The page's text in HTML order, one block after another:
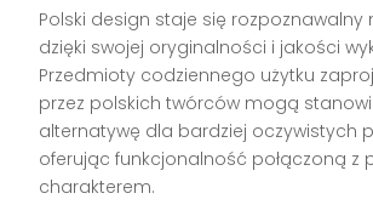
Polski design staje się rozpoznawalny
dzięki swojej oryginalności i jakości
Przedmioty codziennego użytku
przez polskich twórców mogą
alternatywę dla bardziej oczywistych
oferując funkcjonalność połączoną z
charakterem.